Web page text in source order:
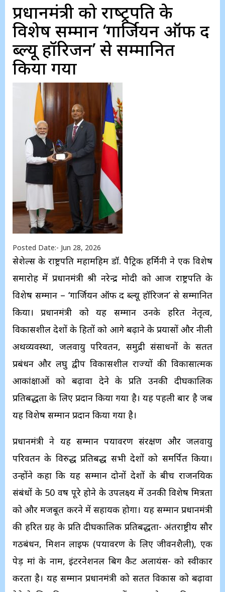
प्रधानमंत्री को राष्‍ट्रपति के
विशेष सम्‍मान ‘गार्जियन ऑफ द
ब्‍ल्‍यू हॉरिजन’ से सम्मानित
किया गया
Posted Date:- Jun 28, 2026
सेशेल्स के राष्ट्रपति महामहिम डॉ. पैट्रिक हर्मिनी ने एक विशेष
समारोह में प्रधानमंत्री श्री नरेन्‍द्र मोदी को आज राष्ट्रपति के
विशेष सम्मान – ‘गार्जियन ऑफ द ब्‍ल्‍यू हॉरिजन’ से सम्मानित
किया। प्रधानमंत्री को यह सम्मान उनके हरित नेतृत्व,
विकासशील देशों के हितों को आगे बढ़ाने के प्रयासों और नीली
अर्थव्यवस्था, जलवायु परिवर्तन, समुद्री संसाधनों के सतत
प्रबंधन और लघु द्वीप विकासशील राज्यों की विकासात्मक
आकांक्षाओं को बढ़ावा देने के प्रति उनकी दीर्घकालिक
प्रतिबद्धता के लिए प्रदान किया गया है। यह पहली बार है जब
यह विशेष सम्मान प्रदान किया गया है।
प्रधानमंत्री ने यह सम्मान पर्यावरण संरक्षण और जलवायु
परिवर्तन के विरुद्ध प्रतिबद्ध सभी देशों को समर्पित किया।
उन्होंने कहा कि यह सम्मान दोनों देशों के बीच राजनयिक
संबंधों के 50 वर्ष पूरे होने के उपलक्ष्य में उनकी विशेष मित्रता
को और मजबूत करने में सहायक होगा। यह सम्मान प्रधानमंत्री
की हरित ग्रह के प्रति दीर्घकालिक प्रतिबद्धता- अंतर्राष्ट्रीय सौर
गठबंधन, मिशन लाइफ (पर्यावरण के लिए जीवनशैली), एक
पेड़ मां के नाम, इंटरनेशनल बिग कैट अलायंस- को स्‍वीकार
करता है। यह सम्मान प्रधानमंत्री को सतत विकास को बढ़ावा